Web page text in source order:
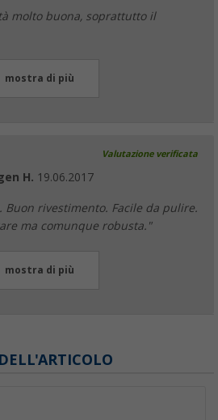
molto buona, soprattutto il
mostra di più
Valutazione verificata
H. 19.06.2017
Buon rivestimento. Facile da pulire.
ma comunque robusta."
mostra di più